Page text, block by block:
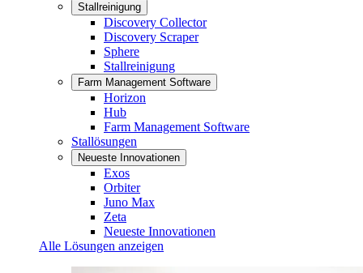
Stallreinigung
Discovery Collector
Discovery Scraper
Sphere
Stallreinigung
Farm Management Software
Horizon
Hub
Farm Management Software
Stallösungen
Neueste Innovationen
Exos
Orbiter
Juno Max
Zeta
Neueste Innovationen
Alle Lösungen anzeigen